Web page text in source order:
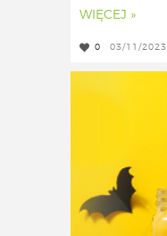
WIĘCEJ »
0 03/11/2023